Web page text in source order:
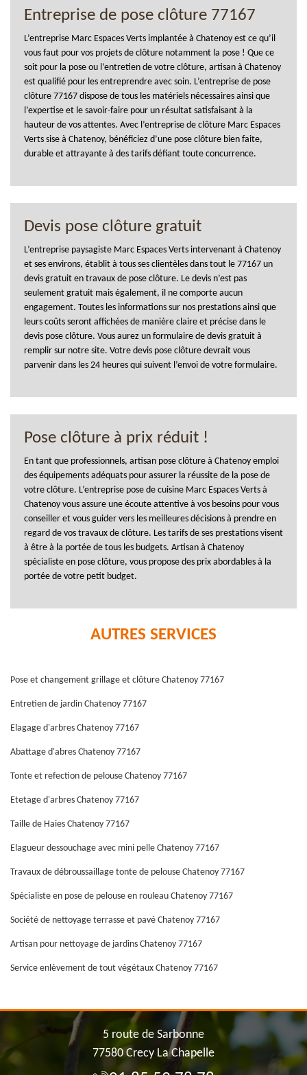
Entreprise de pose clôture 77167
L’entreprise Marc Espaces Verts implantée à Chatenoy est ce qu’il
vous faut pour vos projets de clôture notamment la pose ! Que ce
soit pour la pose ou l’entretien de votre clôture, artisan à Chatenoy
est qualifié pour les entreprendre avec soin. L’entreprise de pose
clôture 77167 dispose de tous les matériels nécessaires ainsi que
l’expertise et le savoir-faire pour un résultat satisfaisant à la
hauteur de vos attentes. Avec l’entreprise de clôture Marc Espaces
Verts sise à Chatenoy, bénéficiez d’une pose clôture bien faite,
durable et attrayante à des tarifs défiant toute concurrence.
Devis pose clôture gratuit
L’entreprise paysagiste Marc Espaces Verts intervenant à Chatenoy
et ses environs, établit à tous ses clientèles dans tout le 77167 un
devis gratuit en travaux de pose clôture. Le devis n’est pas
seulement gratuit mais également, il ne comporte aucun
engagement. Toutes les informations sur nos prestations ainsi que
leurs coûts seront affichées de manière claire et précise dans le
devis pose clôture. Vous aurez un formulaire de devis gratuit à
remplir sur notre site. Votre devis pose clôture devrait vous
parvenir dans les 24 heures qui suivent l’envoi de votre formulaire.
Pose clôture à prix réduit !
En tant que professionnels, artisan pose clôture à Chatenoy emploi
des équipements adéquats pour assurer la réussite de la pose de
votre clôture. L’entreprise pose de cuisine Marc Espaces Verts à
Chatenoy vous assure une écoute attentive à vos besoins pour vous
conseiller et vous guider vers les meilleures décisions à prendre en
regard de vos travaux de clôture. Les tarifs de ses prestations visent
à être à la portée de tous les budgets. Artisan à Chatenoy
spécialiste en pose clôture, vous propose des prix abordables à la
portée de votre petit budget.
AUTRES SERVICES
Pose et changement grillage et clôture Chatenoy 77167
Entretien de jardin Chatenoy 77167
Elagage d'arbres Chatenoy 77167
Abattage d'abres Chatenoy 77167
Tonte et refection de pelouse Chatenoy 77167
Etetage d'arbres Chatenoy 77167
Taille de Haies Chatenoy 77167
Elagueur dessouchage avec mini pelle Chatenoy 77167
Travaux de débroussaillage tonte de pelouse Chatenoy 77167
Spécialiste en pose de pelouse en rouleau Chatenoy 77167
Société de nettoyage terrasse et pavé Chatenoy 77167
Artisan pour nettoyage de jardins Chatenoy 77167
Service enlèvement de tout végétaux Chatenoy 77167
5 route de Sarbonne
77580 Crecy La Chapelle